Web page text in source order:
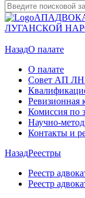
АП
ЛУГАНСКОЙ
НазадО палате
О палате
Совет АП
Ревизионная
Комиссия по
Научно-
Контакты и
НазадРеестры
Реестр
Реестр